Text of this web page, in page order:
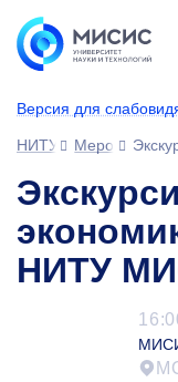
Версия для
НИТУ МИСИСМероприятия
НИТУ